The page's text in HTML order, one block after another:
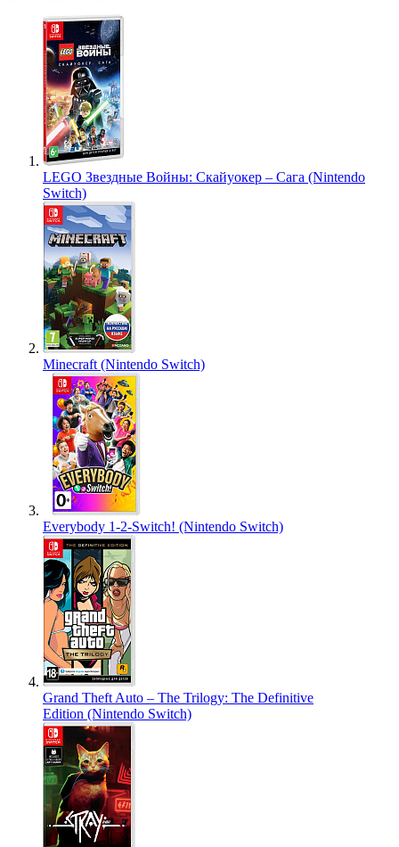
LEGO Звездные Войны: Скайуокер – Сага (Nintendo
Switch)
Minecraft (Nintendo Switch)
Everybody 1-2-Switch! (Nintendo Switch)
Grand Theft Auto – The Trilogy: The Definitive
Edition (Nintendo Switch)